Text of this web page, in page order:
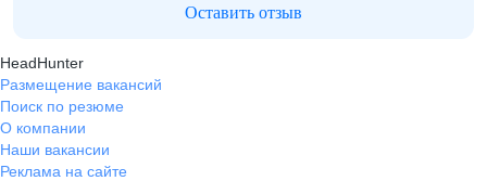
Оставить отзыв
HeadHunter
Размещение вакансий
Поиск по резюме
О компании
Наши вакансии
Реклама на сайте